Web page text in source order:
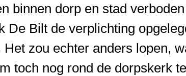
binnen dorp en stad
De Bilt de verplichting
zou echter anders lopen,
toch nog rond de dorpskerk